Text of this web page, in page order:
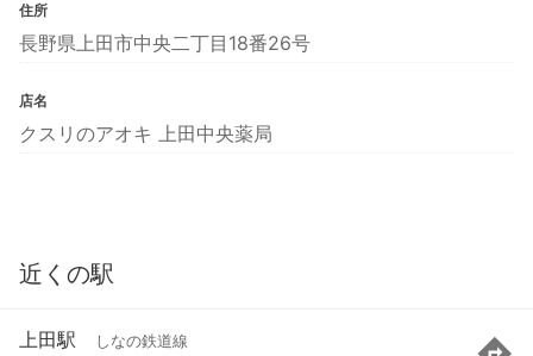
住所
長野県上田市中央二丁目18番26号
店名
クスリのアオキ 上田中央薬局
近くの駅
上田駅 しなの鉄道線